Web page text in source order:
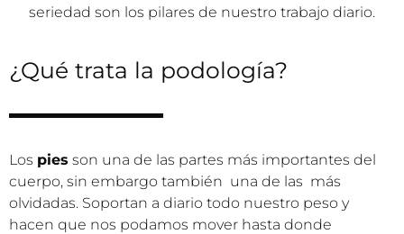
seriedad son los pilares de nuestro trabajo diario.
¿Qué trata la podología?
Los pies son una de las partes más importantes del
cuerpo, sin embargo también una de las más
olvidadas. Soportan a diario todo nuestro peso y
hacen que nos podamos mover hasta donde